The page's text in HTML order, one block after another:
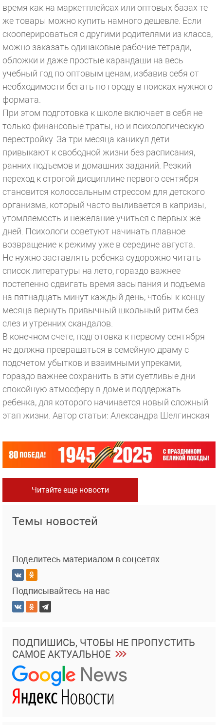
время как на маркетплейсах или оптовых базах те
же товары можно купить намного дешевле. Если
скооперироваться с другими родителями из класса,
можно заказать одинаковые рабочие тетради,
обложки и даже простые карандаши на весь
учебный год по оптовым ценам, избавив себя от
необходимости бегать по городу в поисках нужного
формата.
При этом подготовка к школе включает в себя не
только финансовые траты, но и психологическую
перестройку. За три месяца каникул дети
привыкают к свободной жизни без расписания,
ранних подъемов и домашних заданий. Резкий
переход к строгой дисциплине первого сентября
становится колоссальным стрессом для детского
организма, который часто выливается в капризы,
утомляемость и нежелание учиться с первых же
дней. Психологи советуют начинать плавное
возвращение к режиму уже в середине августа.
Не нужно заставлять ребенка судорожно читать
список литературы на лето, гораздо важнее
постепенно сдвигать время засыпания и подъема
на пятнадцать минут каждый день, чтобы к концу
месяца вернуть привычный школьный ритм без
слез и утренних скандалов.
В конечном счете, подготовка к первому сентября
не должна превращаться в семейную драму с
подсчетом убытков и взаимными упреками,
гораздо важнее сохранить в эти суетливые дни
спокойную атмосферу в доме и поддержать
ребенка, для которого начинается новый сложный
этап жизни. Автор статьи: Александра Шелгинская
Читайте еще новости
Темы новостей
Поделитесь материалом в соцсетях
Подписывайтесь на нас
ПОДПИШИСЬ, ЧТОБЫ НЕ ПРОПУСТИТЬ
САМОЕ АКТУАЛЬНОЕ